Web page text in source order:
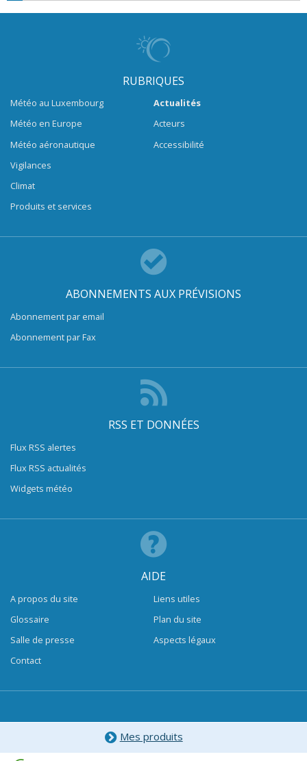
RUBRIQUES
Météo au Luxembourg
Météo en Europe
Météo aéronautique
Vigilances
Climat
Produits et services
Actualités
Acteurs
Accessibilité
ABONNEMENTS AUX PRÉVISIONS
Abonnement par email
Abonnement par Fax
RSS ET DONNÉES
Flux RSS alertes
Flux RSS actualités
Widgets météo
AIDE
A propos du site
Glossaire
Salle de presse
Contact
Liens utiles
Plan du site
Aspects légaux
Mes produits